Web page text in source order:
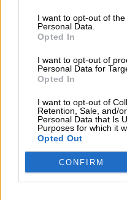
I want to opt-out of
Personal Data.
Opted In
I want to opt-out of
Personal Data for
Opted In
I want to opt-out of
Retention, Sale, and/
Personal Data that Is
Purposes for which it
Opted Out
CONFIRM
Por María Comesaña
Por Juan
El Conflicto de
Un Nuevo Orden
en Construcción
Álvaro Frutos Rosado y